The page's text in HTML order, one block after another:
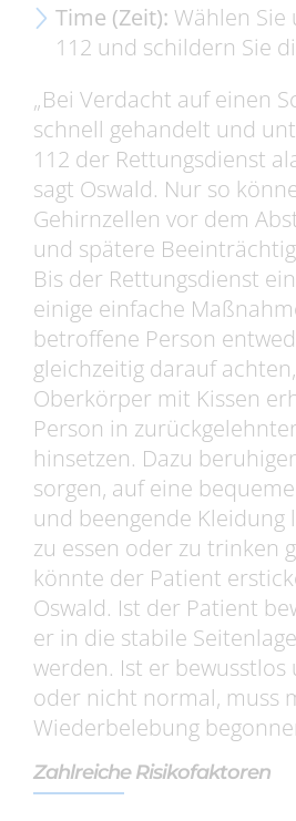
Time (Zeit): Wählen
112 und schildern Sie
„Bei Verdacht auf einen
schnell gehandelt und
112 der Rettungsdienst
sagt Oswald. Nur so
Gehirnzellen vor dem
und spätere
Bis der Rettungsdienst
einige einfache
betroffene Person
gleichzeitig darauf
Oberkörper mit Kissen
Person in
hinsetzen. Dazu
sorgen, auf eine
und beengende Kleidung
zu essen oder zu trinken
könnte der Patient
Oswald. Ist der Patient
er in die stabile
werden. Ist er
oder nicht normal, muss
Wiederbelebung
Zahlreiche Risikofaktoren